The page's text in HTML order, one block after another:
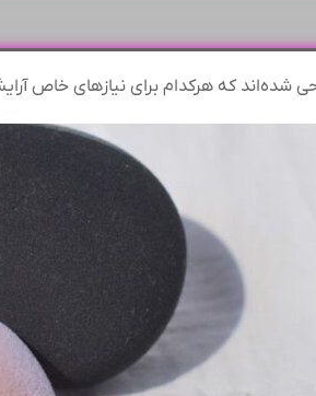
شده‌اند که هرکدام برای نیازهای خاص